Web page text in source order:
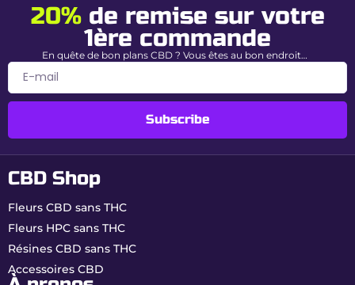
20%de remise sur votre
1ère commande
En quête de bon plans CBD ? Vous êtes au bon endroit…
Subscribe
CBD Shop
Fleurs CBD sans THC
Fleurs HPC sans THC
Résines CBD sans THC
Accessoires CBD